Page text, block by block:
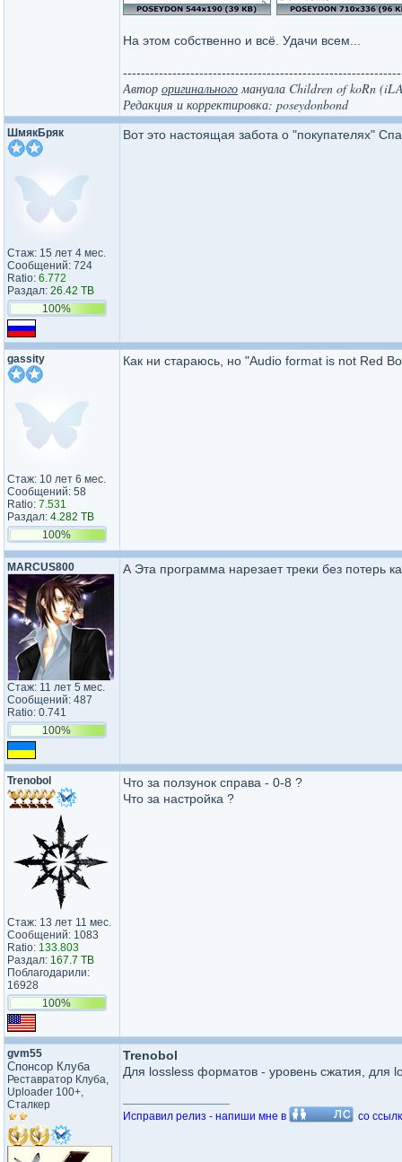
На этом собственно и всё. Удачи всем...
Автор оригинальногомануала Children of koRn
Редакция и корректировка: poseydonbond
ШмякБряк
Стаж: 15 лет 4 мес.
Сообщений: 724
Ratio: 6.772
Раздал: 26.42 TB
100%
Вот это настоящая забота о "покупателях"
gassity
Стаж: 10 лет 6 мес.
Сообщений: 58
Ratio: 7.531
Раздал: 4.282 TB
100%
Как ни стараюсь, но "Audio format is not Red
MARCUS800
Стаж: 11 лет 5 мес.
Сообщений: 487
Ratio: 0.741
100%
А Эта программа нарезает треки без потерь
Trenobol
Стаж: 13 лет 11 мес.
Сообщений: 1083
Ratio: 133.803
Раздал: 167.7 TB
Поблагодарили:
16928
100%
Что за ползунок справа - 0-8 ?
Что за настройка ?
gvm55
Спонсор Клуба
Реставратор Клуба,
Uploader 100+,
Сталкер
Trenobol
Для lossless форматов - уровень сжатия, для
Исправил релиз - напиши мне в
со